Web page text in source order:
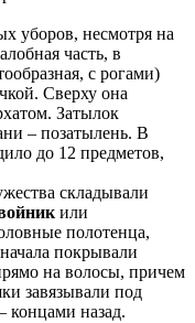
уборов, несмотря на
часть, в
с рогами)
Сверху она
Затылок
– позатылень. В
до 12 предметов,
складывали
или
полотенца,
покрывали
на волосы, причем
завязывали под
концами назад.